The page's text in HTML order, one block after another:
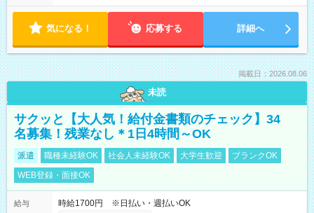
気になる！ 応募する 詳細へ
掲載日：2026.08.06
未読
サクッと【大人気！給付金書類のチェック】34
名募集！残業なし＊1日4時間～OK
派遣 職種未経験OK 社会人未経験OK 大学生歓迎
ブランクOK
WEB登録・面接OK
給与
時給1700円 ※日払い・週払いOK